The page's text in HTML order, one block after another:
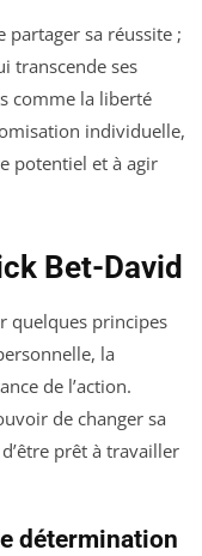
partager sa réussite ;
transcende ses
comme la liberté
individuelle,
potentiel et à agir
Bet-David
quelques principes
la
de l’action.
de changer sa
prêt à travailler
détermination